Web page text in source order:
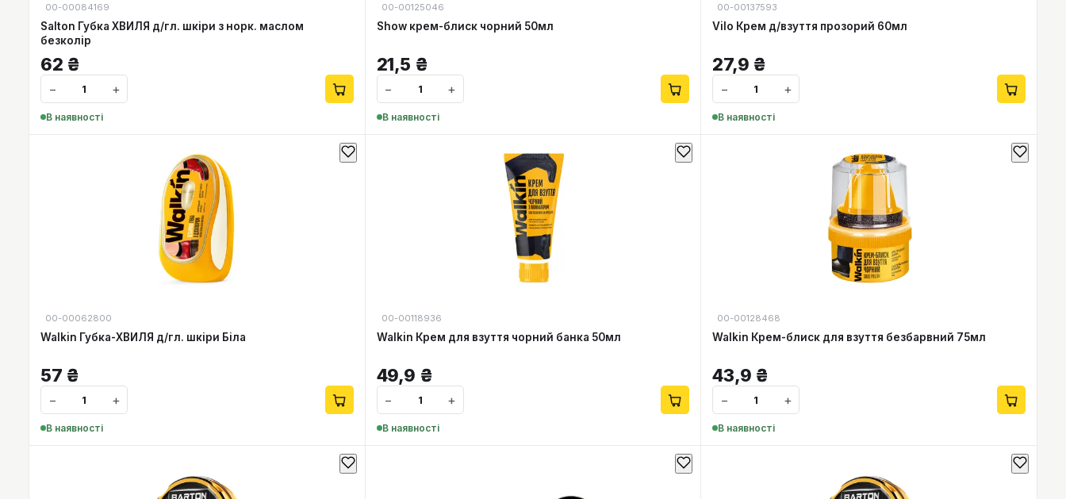
00-00084169
Salton Губка ХВИЛЯ д/гл. шкіри з норк. маслом
безколір
62 ₴
− +
В наявності
00-00125046
Show крем-блиск чорний 50мл
21,5 ₴
− +
В наявності
00-00137593
Vilo Крем д/взуття прозорий 60мл
27,9 ₴
− +
В наявності
00-00062800
Walkin Губка-ХВИЛЯ д/гл. шкіри Біла
57 ₴
− +
В наявності
00-00118936
Walkin Крем для взуття чорний банка 50мл
49,9 ₴
− +
В наявності
00-00128468
Walkin Крем-блиск для взуття безбарвний 75мл
43,9 ₴
− +
В наявності